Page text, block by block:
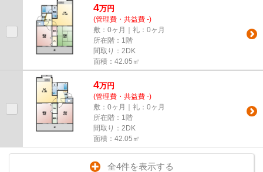
4万円
(管理費・共益費 -)
敷：0ヶ月｜礼：0ヶ月
所在階：1階
間取り：2DK
面積：42.05㎡
4万円
(管理費・共益費 -)
敷：0ヶ月｜礼：0ヶ月
所在階：1階
間取り：2DK
面積：42.05㎡
全4件を表示する